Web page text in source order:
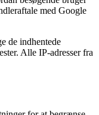
med Google
de indhentede
Alle IP-adresser fra